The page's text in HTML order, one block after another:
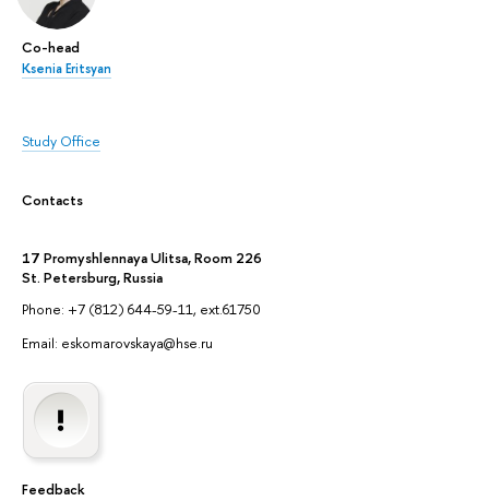
Co-head
Ksenia Eritsyan
Study Office
Contacts
17 Promyshlennaya Ulitsa, Room 226
St. Petersburg, Russia
Phone: +7 (812) 644-59-11, ext.61750
Email: eskomarovskaya@hse.ru
Feedback